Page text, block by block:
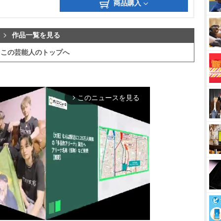
商品購入
作品一覧を見る
この芸能人のトップへ
arrow_forward_ios このニュースを見る